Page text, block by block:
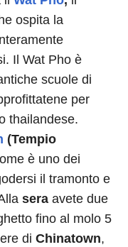
ospita la
Il Wat Pho è
scuole di
per
thailandese.
(Tempio
è uno dei
il tramonto e
sera avete due
fino al molo 5
di Chinatown,